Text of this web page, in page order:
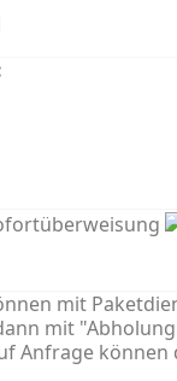
mit
mit
Anfrage können